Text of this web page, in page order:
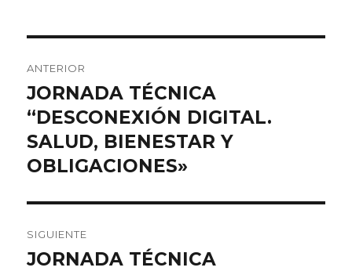
de
entradas
ANTERIOR
Entrada
anterior:
JORNADA TÉCNICA
“DESCONEXIÓN DIGITAL.
SALUD, BIENESTAR Y
OBLIGACIONES»
SIGUIENTE
Entrada
JORNADA TÉCNICA